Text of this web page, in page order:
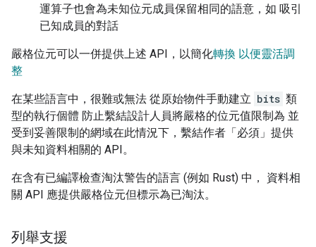
運算子也會為未知位元成員保留相同的語意，如 吸引
已知成員的對話
嚴格位元可以一併提供上述 API，以簡化轉換 以便靈活調
整
在某些語言中，很難或無法 從原始物件手動建立 bits 類
型的執行個體 防止繫結設計人員將嚴格的位元值限制為 並
受到妥善限制的網域在此情況下，繫結作者「必須」提供
與未知資料相關的 API。
在含有已編譯檢查淘汰警告的語言 (例如 Rust) 中， 資料相
關 API 應提供嚴格位元但標示為已淘汰。
列舉支援